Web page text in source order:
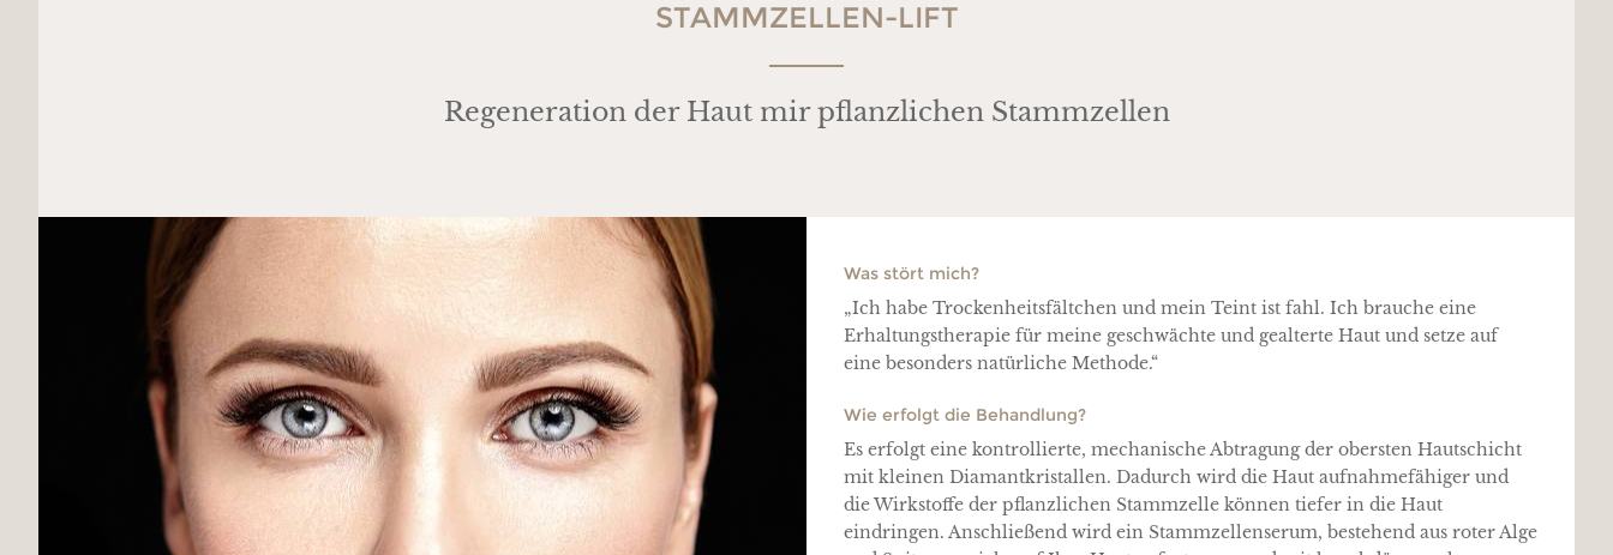
STAMMZELLEN-LIFT
Regeneration der Haut mir pflanzlichen Stammzellen
Was stört mich?
„Ich habe Trockenheitsfältchen und mein Teint ist fahl. Ich brauche eine
Erhaltungstherapie für meine geschwächte und gealterte Haut und setze auf
eine besonders natürliche Methode.“
Wie erfolgt die Behandlung?
Es erfolgt eine kontrollierte, mechanische Abtragung der obersten Hautschicht
mit kleinen Diamantkristallen. Dadurch wird die Haut aufnahmefähiger und
die Wirkstoffe der pflanzlichen Stammzelle können tiefer in die Haut
eindringen. Anschließend wird ein Stammzellenserum, bestehend aus roter Alge